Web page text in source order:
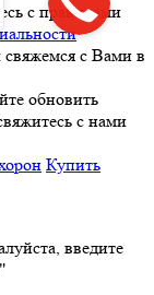
с правилами
с Вами в
обновить
с нами
Купить
введите